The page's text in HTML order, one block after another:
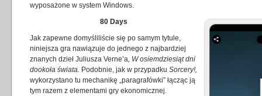
wyposażone w system Windows.
80 Days
Jak zapewne domyśliliście się po samym tytule,
niniejsza gra nawiązuje do jednego z najbardziej
znanych dzieł Juliusza Verne’a, W osiemdziesiąt dni
dookoła świata. Podobnie, jak w przypadku Sorcery!,
wykorzystano tu mechanikę „paragrafówki” łącząc ją
tym razem z elementami gry ekonomicznej.